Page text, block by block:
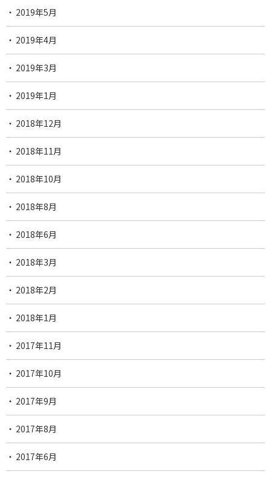
2019年5月
2019年4月
2019年3月
2019年1月
2018年12月
2018年11月
2018年10月
2018年8月
2018年6月
2018年3月
2018年2月
2018年1月
2017年11月
2017年10月
2017年9月
2017年8月
2017年6月